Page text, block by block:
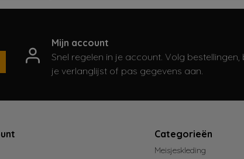
Mijn account
Snel regelen in je account. Volg bestellingen,
je verlanglijst of pas gegevens aan.
Categorieën
Meisjeskleding